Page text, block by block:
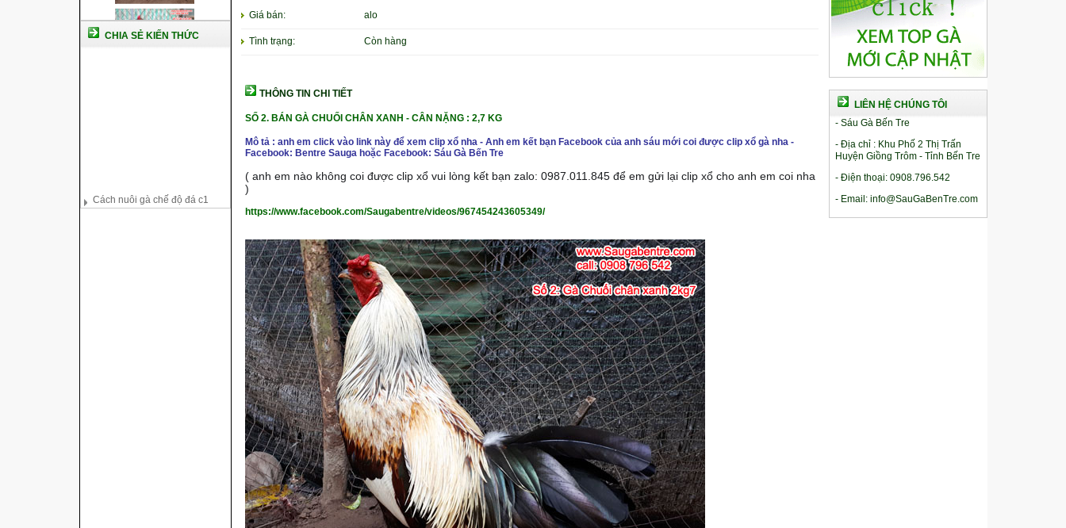
CHIA SẺ KIẾN THỨC
Cách nuôi gà đông tảo thuần
chủng
Giá bán: alo
Tình trạng: Còn hàng
THÔNG TIN CHI TIẾT
SỐ 2. BÁN GÀ CHUỐI CHÂN XANH - CÂN NẶNG : 2,7 KG
Mô tả : anh em click vào link này để xem clip xổ nha - Anh em kết bạn Facebook của anh sáu mới coi được clip xổ gà nha -
Facebook: Bentre Sauga hoặc Facebook: Sáu Gà Bến Tre
( anh em nào không coi được clip xổ vui lòng kết bạn zalo: 0987.011.845 để em gửi lại clip xổ cho anh em coi nha
)
https://www.facebook.com/Saugabentre/videos/967454243605349/
LIÊN HỆ CHÚNG TÔI
- Sáu Gà Bến Tre
- Địa chỉ : Khu Phố 2 Thị Trấn
Huyện Giồng Trôm - Tỉnh Bến Tre
- Điện thoại: 0908.796.542
- Email: info@SauGaBenTre.com